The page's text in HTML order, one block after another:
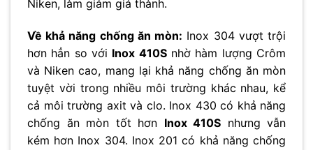
Niken, làm giảm giá thành.
Về khả năng chống ăn mòn: Inox 304 vượt trội
hơn hẳn so với Inox 410Snhờ hàm lượng Crôm
và Niken cao, mang lại khả năng chống ăn mòn
tuyệt vời trong nhiều môi trường khác nhau, kể
cả môi trường axit và clo. Inox 430 có khả năng
chống ăn mòn tốt hơn Inox 410S nhưng vẫn
kém hơn Inox 304. Inox 201 có khả năng chống